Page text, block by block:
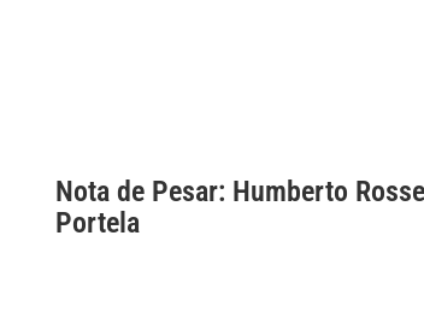
Nota de Pesar: Humberto
Portela